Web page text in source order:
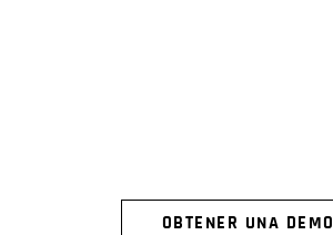
OBTENER UNA DEMO